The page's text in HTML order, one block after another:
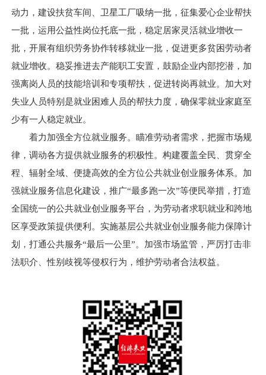
动力，建设扶贫车间、卫星工厂吸纳一批，征集爱心企业帮扶
一批，运用公益性岗位托底一批，稳定居家灵活就业增收一
批，开展有组织劳务协作转移就业一批，促进更多贫困劳动者
就业增收。稳妥推进去产能职工安置，鼓励企业内部挖潜，加
强离岗人员的技能培训和专项帮扶，促进转岗再就业。加大对
失业人员特别是就业困难人员的帮扶力度，确保零就业家庭至
少有一人稳定就业。
着力加强全方位就业服务。瞄准劳动者需求，把握市场规
律，调动各方提供就业服务的积极性。构建覆盖全民、贯穿全
程、辐射全域、便捷高效的全方位公共就业创业服务体系。加
强就业服务信息化建设，推广“最多跑一次”等便民举措，打造
全国统一的公共就业创业服务平台，为劳动者求职就业和跨地
区享受政策提供便利。实施基层公共就业创业服务能力保障计
划，打通公共服务“最后一公里”。加强市场监管，严厉打击非
法职介、性别歧视等侵权行为，维护劳动者合法权益。